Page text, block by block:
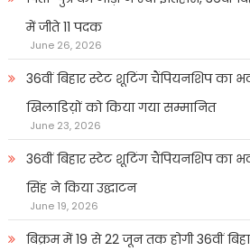
में जीते 11 पदक
June 26, 2026
36वीं बिहार स्टेट शूटिंग चैंपियनशिप का
खिलाडिय़ों को किया गया सम्मानित
June 23, 2026
36वीं बिहार स्टेट शूटिंग चैंपियनशिप का
सिंह ने किया उद्घाटन
June 19, 2026
बिक्रम में 19 से 22 जून तक होगी 36वीं